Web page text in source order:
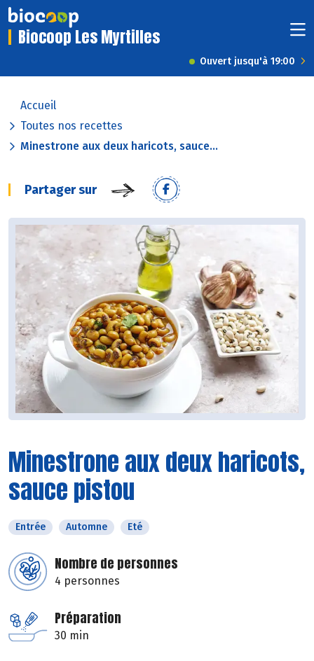
Biocoop Les Myrtilles
Ouvert jusqu'à 19:00
Accueil
Toutes nos recettes
Minestrone aux deux haricots, sauce...
Partager sur
Minestrone aux deux haricots,
sauce pistou
Entrée Automne Eté
Nombre de personnes
4 personnes
Préparation
30 min